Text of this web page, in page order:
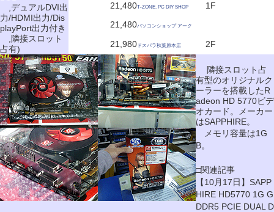
,デュアルDVI出
力/HDMI出力/Dis
playPort出力付き
,隣接スロット
占有)
21,480T-ZONE. PC DIY SHOP
1F
21,480パソコンショップ アーク
21,980 ドスパラ秋葉原本店 2F
隣接スロット占
有型のオリジナルク
ーラーを搭載したR
adeon HD 5770ビデ
オカード。メーカー
はSAPPHIRE。
メモリ容量は1G
B。
□関連記事
【10月17日】SAPP
HIRE HD5770 1G G
DDR5 PCIE DUAL D